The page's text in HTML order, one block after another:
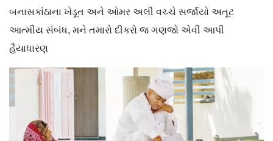
બનાસકાંઠાના ખેડૂત અને ઓમર અલી વચ્ચે સર્જાયો અતૂટ
આત્મીય સંબંધ, મને તમારો દીકરો જ ગણજો એવી આપી
હૈયાધારણ